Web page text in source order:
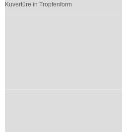
Kuvertüre in Tropfenform